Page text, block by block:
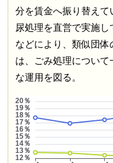
分を賃金へ振り替えて
尿処理を直営で実施
などにより、類似団
は、ごみ処理につい
な運用を図る。